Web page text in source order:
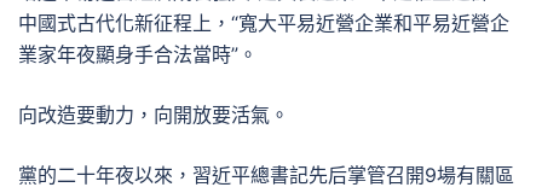
中國式古代化新征程上，“寬大平易近營企業和平易近營企
業家年夜顯身手合法當時”。
向改造要動力，向開放要活氣。
黨的二十年夜以來，習近平總書記先后掌管召開9場有關區